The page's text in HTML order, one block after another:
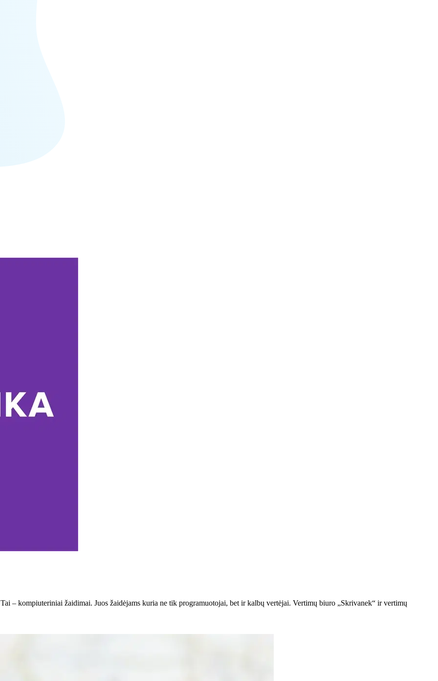
– kompiuteriniai žaidimai. Juos žaidėjams kuria ne tik programuotojai, bet ir kalbų vertėjai. Vertimų biuro „Skrivanek“ ir vertimų